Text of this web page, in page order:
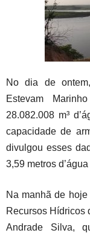
No dia de
Estevam
28.082.008 m³
capacidade de
divulgou esses
3,59 metros
Na manhã de
Recursos Hídricos
Andrade Silva,